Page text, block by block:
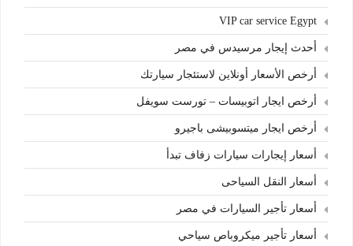
VIP car service Egypt
أحدث إيجار مرسيدس في مصر
أرخص الأسعار أونلاين لاستئجار سيارتك
أرخص ايجار اتوبيسات – تورست سويفل
أرخص ايجار ميتسوبيشى باجيرو
أسعار إيجارات سيارات زفاف تبدأ
أسعار النقل السياحى
أسعار تأجير السيارات في مصر
أسعار تأجير ميكروباص سياحي